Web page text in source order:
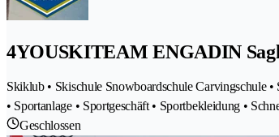
4YOUSKITEAM ENGADIN Sagl
Skiklub • Skischule Snowboardschule Carvingschule
• Sportanlage • Sportgeschäft • Sportbekleidung •
Geschlossen